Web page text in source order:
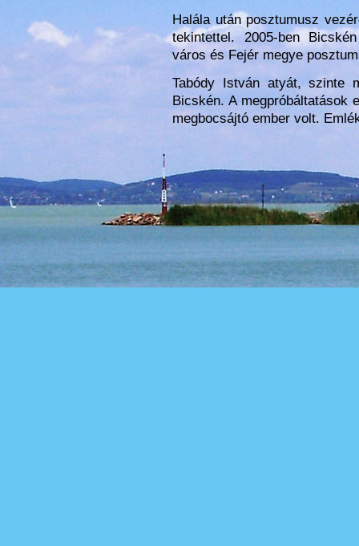
Halála után posztumusz
tekintettel. 2005-ben
város és Fejér megye
Tabódy István atyát, szinte
Bicskén. A megpróbáltatások
megbocsájtó ember volt.